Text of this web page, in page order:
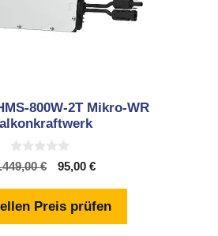
800W-2T Mikro-WR
0
v
5
€
Ursprünglicher
war:
10.449,00 €
95,00 €Aktueller
ist:
Preis prüfen